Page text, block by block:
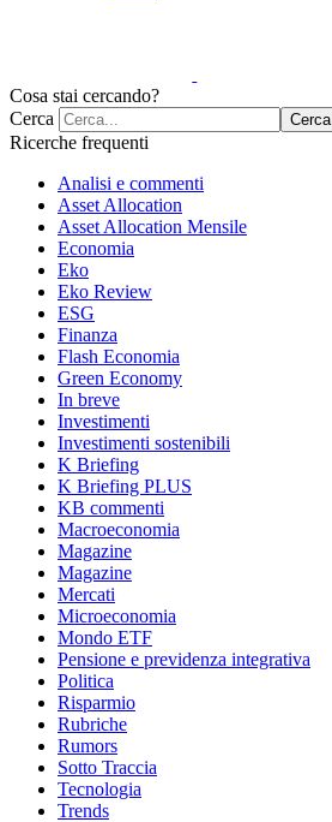
Cosa stai cercando?
Cerca
Cerca
Ricerche frequenti
Analisi e commenti
Asset Allocation
Asset Allocation Mensile
Economia
Eko
Eko Review
ESG
Finanza
Flash Economia
Green Economy
In breve
Investimenti
Investimenti sostenibili
K Briefing
K Briefing PLUS
KB commenti
Macroeconomia
Magazine
Magazine
Mercati
Microeconomia
Mondo ETF
Pensione e previdenza integrativa
Politica
Risparmio
Rubriche
Rumors
Sotto Traccia
Tecnologia
Trends